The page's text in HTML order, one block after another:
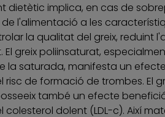
dietètic implica, en cas de
l'alimentació a les
la qualitat del greix, reduint
El greix poliinsaturat,
la saturada, manifesta un
risc de formació de trombes. El
també un efecte
colesterol dolent (LDL-c). Així